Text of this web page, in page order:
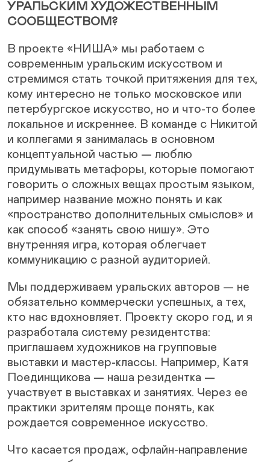
УРАЛЬСКИМ ХУДОЖЕСТВЕННЫМ
СООБЩЕСТВОМ?
В проекте «НИША» мы работаем с
современным уральским искусством и
стремимся стать точкой притяжения для тех,
кому интересно не только московское или
петербургское искусство, но и что-то более
локальное и искреннее. В команде с Никитой
и коллегами я занималась в основном
концептуальной частью — люблю
придумывать метафоры, которые помогают
говорить о сложных вещах простым языком,
например название можно понять и как
«пространство дополнительных смыслов» и
как способ «занять свою нишу». Это
внутренняя игра, которая облегчает
коммуникацию с разной аудиторией.
Мы поддерживаем уральских авторов — не
обязательно коммерчески успешных, а тех,
кто нас вдохновляет. Проекту скоро год, и я
разработала систему резидентства:
приглашаем художников на групповые
выставки и мастер-классы. Например, Катя
Поединщикова — наша резидентка —
участвует в выставках и занятиях. Через ее
практики зрителям проще понять, как
рождается современное искусство.
Что касается продаж, офлайн-направление